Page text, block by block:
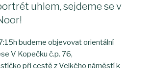
uhlem, sejdeme se v
budeme objevovat orientální
V Kopečku č.p. 76,
při cestě z Velkého náměstí k